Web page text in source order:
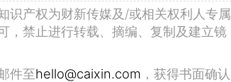
识产权为财新传媒及/或相关权利人专属
，禁止进行转载、摘编、复制及建立镜
件至hello@caixin.com ，获得书面确认